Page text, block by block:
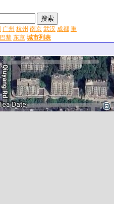
广州 杭州 南京 武汉 成都 重
巴黎 东京 城市列表